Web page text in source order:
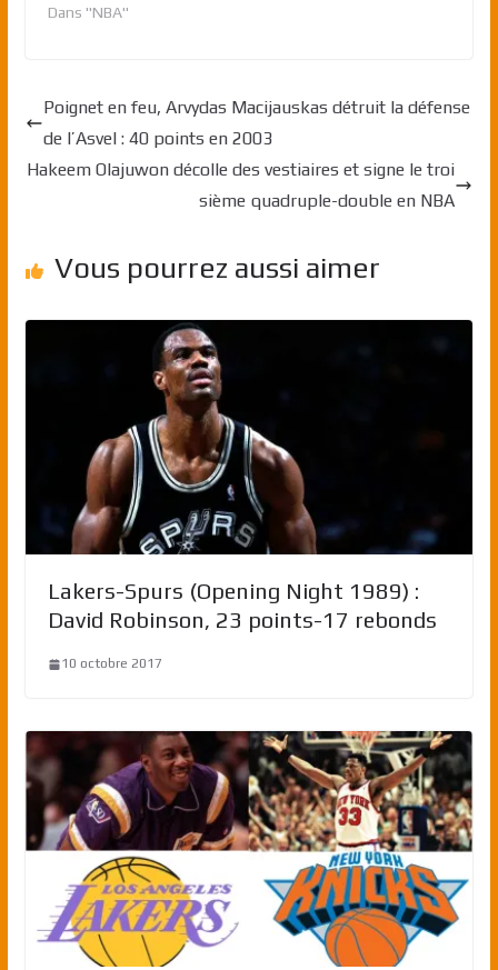
Dans "NBA"
Poignet en feu, Arvydas Macijauskas détruit la défense
de l’Asvel : 40 points en 2003
Hakeem Olajuwon décolle des vestiaires et signe le troi
sième quadruple-double en NBA
Vous pourrez aussi aimer
Lakers-Spurs (Opening Night 1989) :
David Robinson, 23 points-17 rebonds
10 octobre 2017